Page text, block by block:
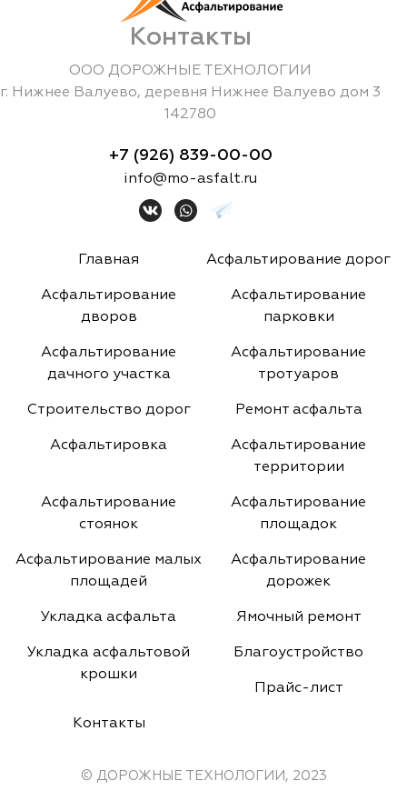
Контакты
ООО ДОРОЖНЫЕ ТЕХНОЛОГИИ
г. Нижнее Валуево, деревня Нижнее Валуево дом 3
142780
+7 (926) 839-00-00
info@mo-asfalt.ru
Главная Асфальтирование дорог
Асфальтирование
дворов
Асфальтирование
парковки
Асфальтирование
дачного участка
Асфальтирование
тротуаров
Строительство дорог Ремонт асфальта
Асфальтировка
Асфальтирование
территории
Асфальтирование
стоянок
Асфальтирование
площадок
Асфальтирование малых
площадей
Асфальтирование
дорожек
Укладка асфальта Ямочный ремонт
Укладка асфальтовой
крошки
Благоустройство
Прайс-лист
Контакты
© ДОРОЖНЫЕ ТЕХНОЛОГИИ, 2023